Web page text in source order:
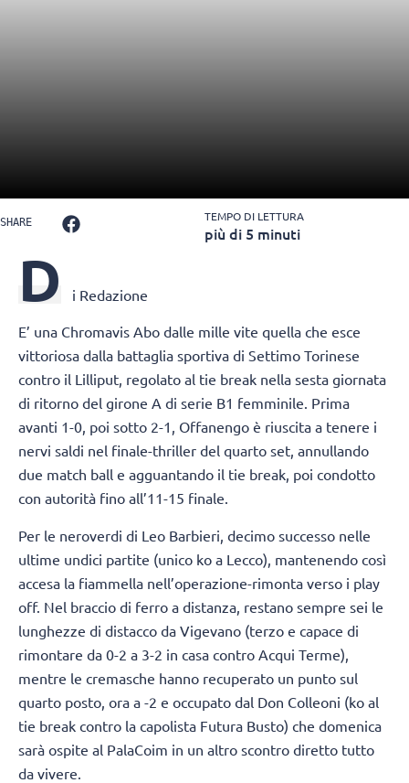
SHARE TEMPO DI LETTURA
più di 5 minuti
D i Redazione
E’ una Chromavis Abo dalle mille vite quella che esce
vittoriosa dalla battaglia sportiva di Settimo Torinese
contro il Lilliput, regolato al tie break nella sesta giornata
di ritorno del girone A di serie B1 femminile. Prima
avanti 1-0, poi sotto 2-1, Offanengo è riuscita a tenere i
nervi saldi nel finale-thriller del quarto set, annullando
due match ball e agguantando il tie break, poi condotto
con autorità fino all’11-15 finale.
Per le neroverdi di Leo Barbieri, decimo successo nelle
ultime undici partite (unico ko a Lecco), mantenendo così
accesa la fiammella nell’operazione-rimonta verso i play
off. Nel braccio di ferro a distanza, restano sempre sei le
lunghezze di distacco da Vigevano (terzo e capace di
rimontare da 0-2 a 3-2 in casa contro Acqui Terme),
mentre le cremasche hanno recuperato un punto sul
quarto posto, ora a -2 e occupato dal Don Colleoni (ko al
tie break contro la capolista Futura Busto) che domenica
sarà ospite al PalaCoim in un altro scontro diretto tutto
da vivere.